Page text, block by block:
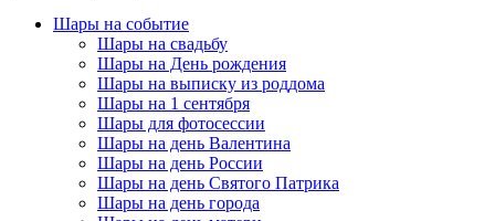
Шары на событие
Шары на свадьбу
Шары на День рождения
Шары на выписку из роддома
Шары на 1 сентября
Шары для фотосессии
Шары на день Валентина
Шары на день России
Шары на день Святого Патрика
Шары на день города